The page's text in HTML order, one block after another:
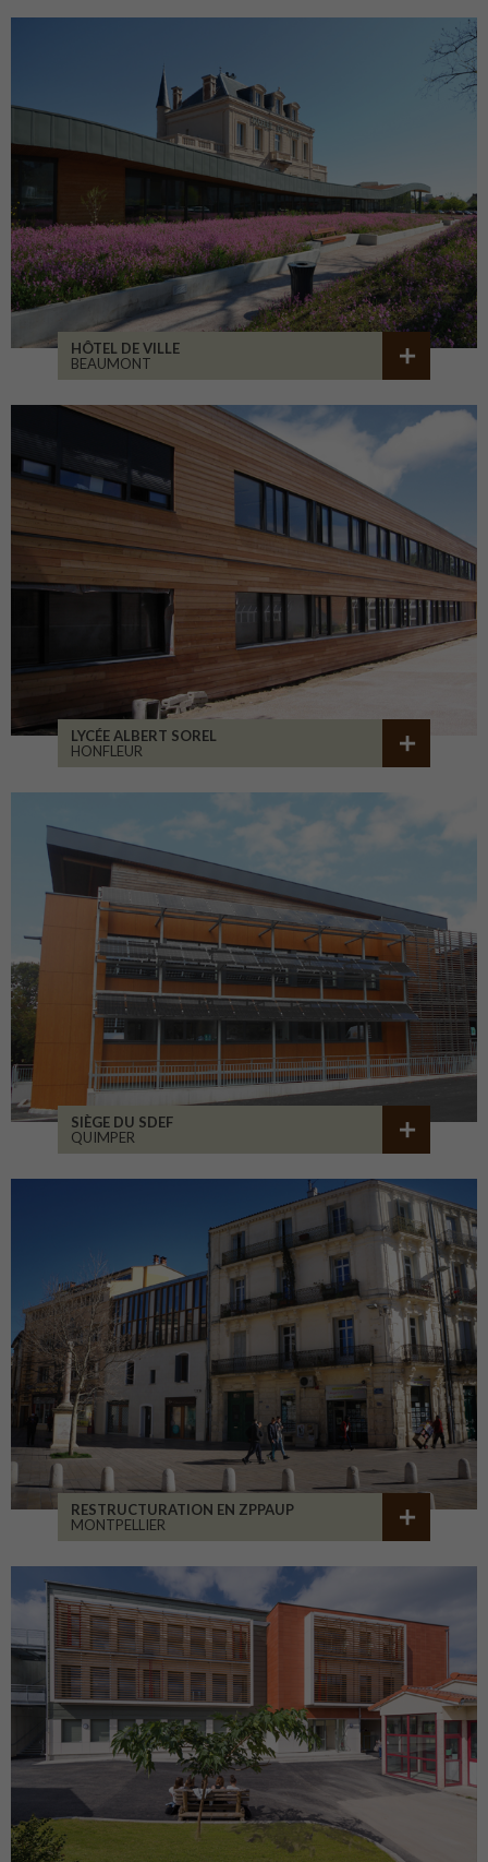
HÔTEL DE VILLE
BEAUMONT
LYCÉE ALBERT SOREL
HONFLEUR
SIÈGE DU SDEF
QUIMPER
RESTRUCTURATION EN ZPPAUP
MONTPELLIER